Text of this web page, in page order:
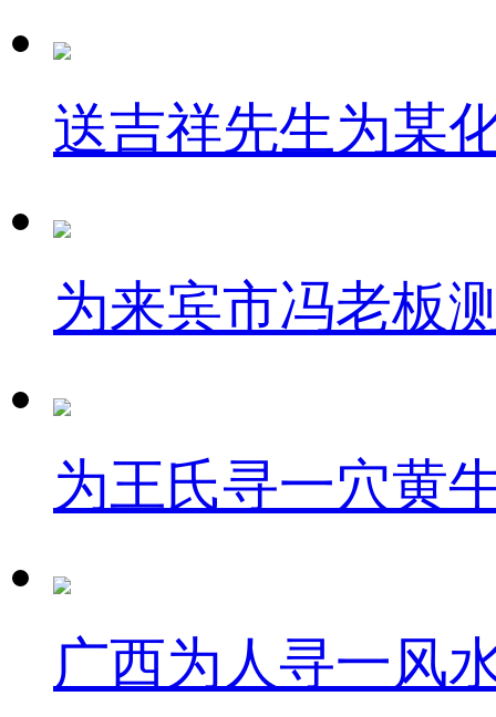
送吉祥先生为某
为来宾市冯老板
为王氏寻一穴黄
广西为人寻一风